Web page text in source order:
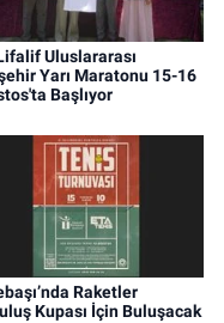
Uluslararası
Yarı Maratonu 15-16
Başlıyor
Raketler
Kupası İçin Buluşacak